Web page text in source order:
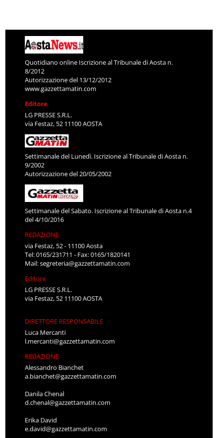
Quotidiano online Iscrizione al Tribunale di Aosta n.
8/2012
Autorizzazione del 13/12/2012
www.gazzettamatin.com
Editore
LG PRESSE S.R.L.
via Festaz, 52 11100 AOSTA
Settimanale del Lunedì. Iscrizione al Tribunale di Aosta n.
9/2002
Autorizzazione del 20/05/2002
Settimanale del Sabato. Iscrizione al Tribunale di Aosta n.4
del 4/10/2016
REDAZIONE
via Festaz, 52 - 11100 Aosta
Tel: 0165/231711 - Fax: 0165/1820141
Mail:segreteria@gazzettamatin.com
Editore
LG PRESSE S.R.L.
via Festaz, 52 11100 AOSTA
DIRETTORE RESPONSABILE
Luca Mercanti
l.mercanti@gazzettamatin.com
REDAZIONE
Alessandro Bianchet
a.bianchet@gazzettamatin.com
Danila Chenal
d.chenal@gazzettamatin.com
Erika David
e.david@gazzettamatin.com